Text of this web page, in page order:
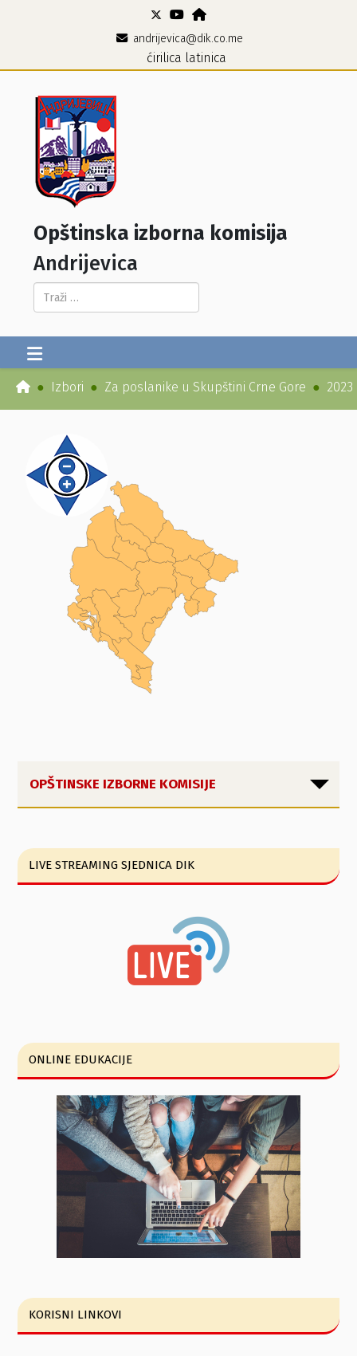
andrijevica@dik.co.me
ćirilica latinica
Opštinska izborna komisija
Andrijevica
Pretraga...
Izbori Za poslanike u Skupštini Crne Gore 2023
OPŠTINSKE IZBORNE KOMISIJE
LIVE STREAMING SJEDNICA DIK
ONLINE EDUKACIJE
KORISNI LINKOVI